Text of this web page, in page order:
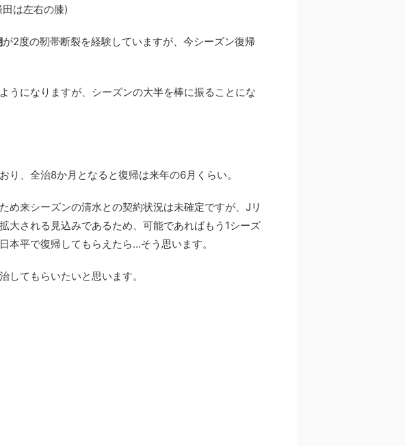
は左右の膝)
が2度の靭帯断裂を経験していますが、今シーズン復帰
うになりますが、シーズンの大半を棒に振ることにな
り、全治8か月となると復帰は来年の6月くらい。
め来シーズンの清水との契約状況は未確定ですが、Jリ
大される見込みであるため、可能であればもう1シーズ
本平で復帰してもらえたら…そう思います。
してもらいたいと思います。